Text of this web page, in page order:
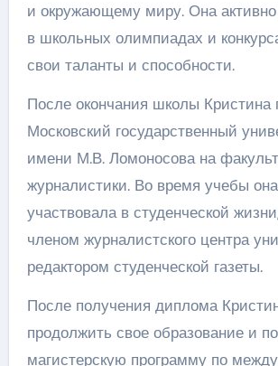
и окружающему миру. Она активно
в школьных олимпиадах и
свои таланты и способности.
После окончания школы Кристина
Московский государственный
имени М.В. Ломоносова на
журналистики. Во время учебы
участвовала в студенческой
членом журналистского центра
редактором студенческой газеты.
После получения диплома
продолжить свое образование и
магистерскую программу по